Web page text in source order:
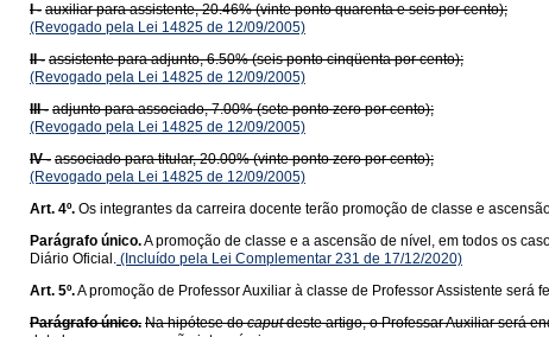
I - auxiliar para assistente, 20.46% (vinte ponto quarenta e seis por cento);
(Revogado pela Lei 14825 de 12/09/2005)
II - assistente para adjunto, 6.50% (seis ponto cinqüenta por cento);
(Revogado pela Lei 14825 de 12/09/2005)
III - adjunto para associado, 7.00% (sete ponto zero por cento);
(Revogado pela Lei 14825 de 12/09/2005)
IV - associado para titular, 20.00% (vinte ponto zero por cento);
(Revogado pela Lei 14825 de 12/09/2005)
Art. 4º. Os integrantes da carreira docente terão promoção de classe e
Parágrafo único.A promoção de classe e a ascensão de nível, em todos os
Diário Oficial. (Incluído pela Lei Complementar 231 de 17/12/2020)
Art. 5º.A promoção de Professor Auxiliar à classe de Professor Assistente será
Parágrafo único. Na hipótese docaputdeste artigo, o Professar Auxiliar será